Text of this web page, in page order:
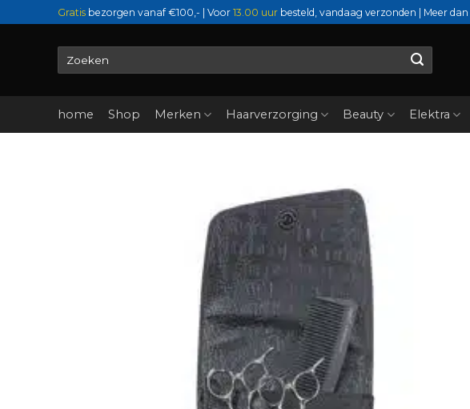
Gratis bezorgen vanaf €100,- | Voor 13.00 uur besteld, vandaag verzonden | Meer dan
Zoeken
home Shop Merken Haarverzorging Beauty Elektra